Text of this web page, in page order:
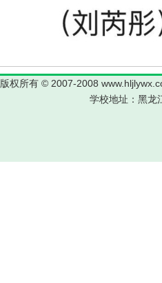
版权所有 © 2007-2008
学校地址：黑龙